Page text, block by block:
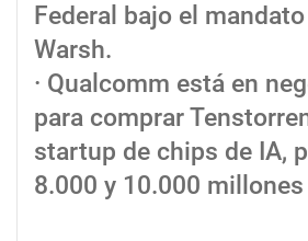
Federal bajo el
Warsh.
· Qualcomm está en
para comprar
startup de chips de IA,
8.000 y 10.000